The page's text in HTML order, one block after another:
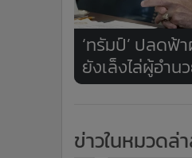
‘ทรัมป์’ ปลดฟ้
ยังเล็งไล่ผู้อำน
ข่าวในหมวดล่